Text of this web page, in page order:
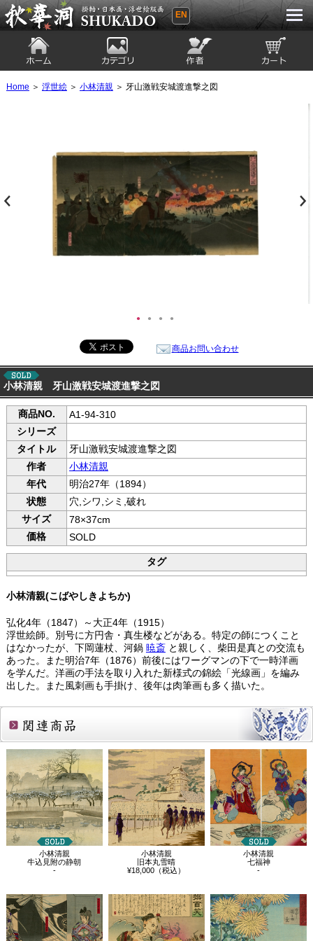
秋華洞 SHUKADO 掛軸・日本画・浮世
EN
Home ＞ 浮世絵＞ 小林清親＞ 牙山激戦安城渡進撃之図
● ● ● ●
商品お問い合わせ
小林清親 牙山激戦安城渡進撃之図
商品NO.
A1-94-310
シリーズ
タイトル
牙山激戦安城渡進撃之図
作者
小林清親
年代
明治27年（1894）
状態
穴,シワ,シミ,破れ
サイズ
78×37cm
価格
SOLD
タグ
小林清親(こばやしきよちか)
弘化4年（1847）～大正4年（1915）
浮世絵師。別号に方円舎・真生楼などがある。特定の師につくこと
はなかったが、下岡蓮杖、河鍋 暁斎と親しく、柴田是真との交流も
あった。また明治7年（1876）前後にはワーグマンの下で一時洋画
を学んだ。洋画の手法を取り入れた新様式の錦絵「光線画」を編み
出した。また風刺画も手掛け、後年は肉筆画も多く描いた。
関連商品
小林清親
牛込見附の静朝
-
小林清親
旧本丸雪晴
¥18,000（税込）
小林清親
七福神
-